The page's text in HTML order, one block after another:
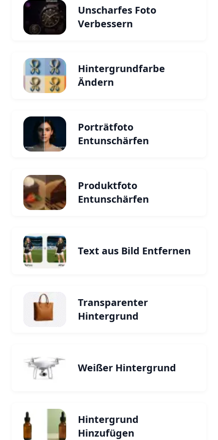
Unscharfes Foto
Verbessern
Hintergrundfarbe
Ändern
Porträtfoto
Entunschärfen
Produktfoto
Entunschärfen
Text aus Bild Entfernen
Transparenter
Hintergrund
Weißer Hintergrund
Hintergrund
Hinzufügen